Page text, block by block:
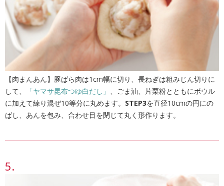
【肉まんあん】豚ばら肉は1cm幅に切り、長ねぎは粗みじん切りに
して、
「ヤマサ昆布つゆ白だし」 、ごま油、片栗粉とともにボウル
に加えて練り混ぜ10等分に丸めます。 STEP3を直径10cmの円にの
ばし、あんを包み、合わせ目を閉じて丸く形作ります。